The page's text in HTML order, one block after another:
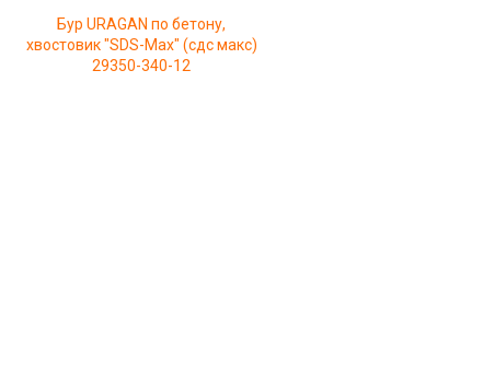
Бур URAGAN по бетону,
хвостовик "SDS-Max" (сдс макс)
29350-340-12